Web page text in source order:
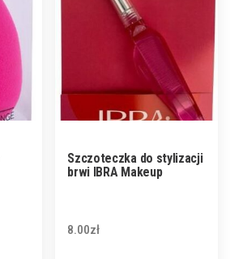
Szczoteczka do stylizacji
brwi IBRA Makeup
8.00zł